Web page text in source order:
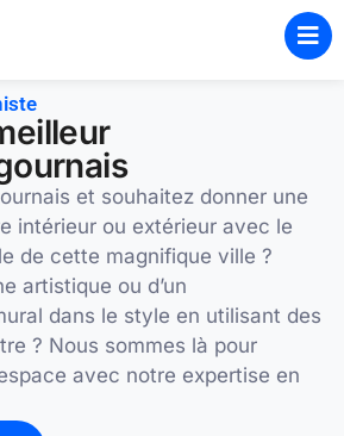
et souhaitez donner une
intérieur ou extérieur avec le
de cette magnifique ville ?
artistique ou d’un
dans le style en utilisant des
? Nous sommes là pour
avec notre expertise en